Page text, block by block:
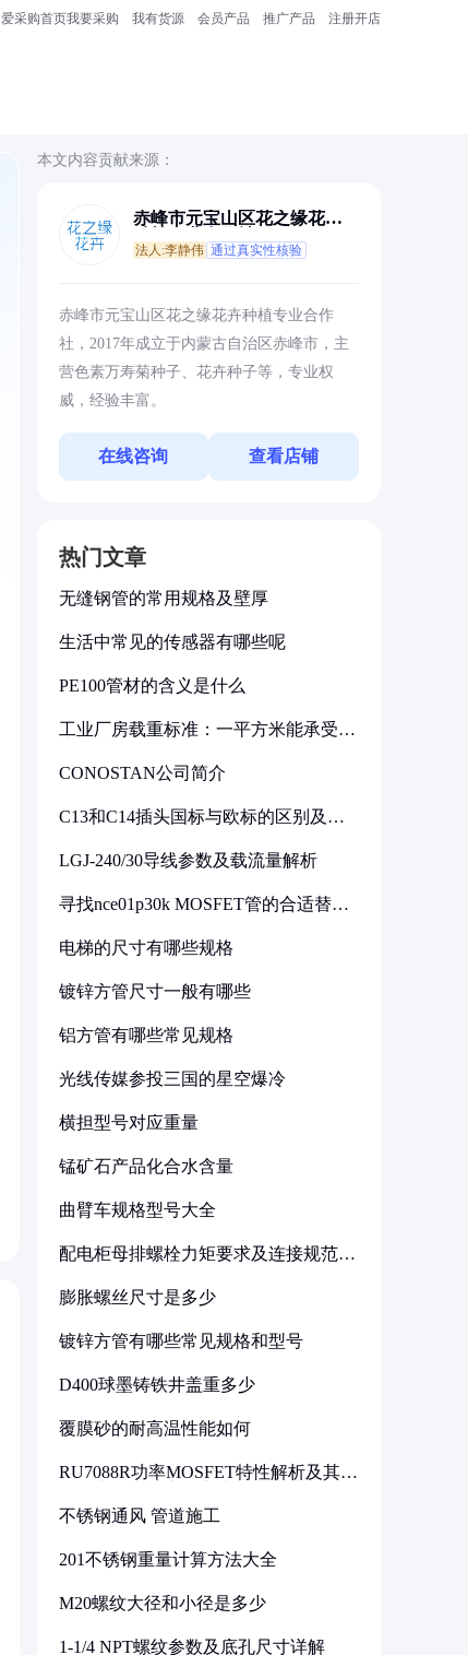
爱采购首页我要采购 我有货源 会员产品 推广产品 注册开店
本文内容贡献来源：
赤峰市元宝山区花之缘花卉
法人:李静伟 通过真实性核验
赤峰市元宝山区花之缘花卉种植专业合作
社，2017年成立于内蒙古自治区赤峰市，主
营色素万寿菊种子、花卉种子等，专业权
威，经验丰富。
在线咨询 查看店铺
热门文章
无缝钢管的常用规格及壁厚
生活中常见的传感器有哪些呢
PE100管材的含义是什么
工业厂房载重标准：一平方米能承受多
CONOSTAN公司简介
C13和C14插头国标与欧标的区别及其
LGJ-240/30导线参数及载流量解析
寻找nce01p30k MOSFET管的合适替代
电梯的尺寸有哪些规格
镀锌方管尺寸一般有哪些
铝方管有哪些常见规格
光线传媒参投三国的星空爆冷
横担型号对应重量
锰矿石产品化合水含量
曲臂车规格型号大全
配电柜母排螺栓力矩要求及连接规范详
膨胀螺丝尺寸是多少
镀锌方管有哪些常见规格和型号
D400球墨铸铁井盖重多少
覆膜砂的耐高温性能如何
RU7088R功率MOSFET特性解析及其在
不锈钢通风 管道施工
201不锈钢重量计算方法大全
M20螺纹大径和小径是多少
1-1/4 NPT螺纹参数及底孔尺寸详解